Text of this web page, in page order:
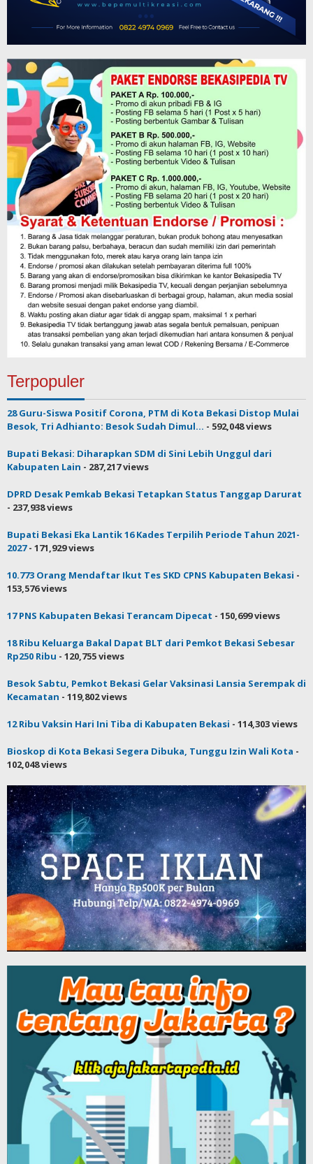
Terpopuler
28 Guru-Siswa Positif Corona, PTM di Kota Bekasi Distop Mulai
Besok, Tri Adhianto: Besok Sudah Dimul...
Bupati Bekasi: Diharapkan SDM di Sini Lebih Unggul dari
Kabupaten Lain- 287,217 views
DPRD Desak Pemkab Bekasi Tetapkan Status Tanggap Darurat
- 237,938 views
Bupati Bekasi Eka Lantik 16 Kades Terpilih Periode Tahun 2021-
10.773 Orang Mendaftar Ikut Tes SKD CPNS Kabupaten Bekasi
17 PNS Kabupaten Bekasi Terancam Dipecat
18 Ribu Keluarga Bakal Dapat BLT dari Pemkot Bekasi Sebesar
Besok Sabtu, Pemkot Bekasi Gelar Vaksinasi Lansia Serempak di
12 Ribu Vaksin Hari Ini Tiba di Kabupaten Bekasi- 114,303 views
Bioskop di Kota Bekasi Segera Dibuka, Tunggu Izin Wali Kota -
102,048 views